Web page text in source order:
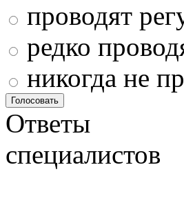
проводят
редко
никогда не
Ответы
специалистов